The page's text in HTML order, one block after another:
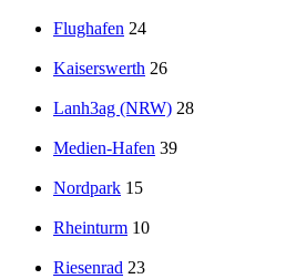
Flughafen 24
Kaiserswerth 26
Lanh3ag (NRW) 28
Medien-Hafen 39
Nordpark 15
Rheinturm 10
Riesenrad 23